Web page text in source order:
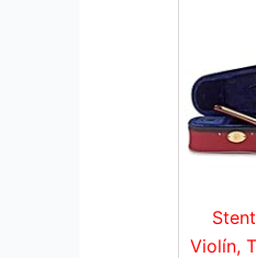
Violín,